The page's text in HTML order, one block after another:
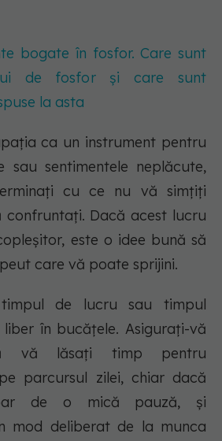
bogate în fosfor. Care sunt
de fosfor și care sunt
la asta
ca un instrument pentru
sau sentimentele neplăcute,
cu ce nu vă simțiți
Dacă acest lucru
este o idee bună să
care vă poate sprijini.
timpul de lucru sau timpul
în bucățele. Asigurați-vă
vă lăsați timp pentru
parcursul zilei, chiar dacă
de o mică pauză, și
mod deliberat de la munca